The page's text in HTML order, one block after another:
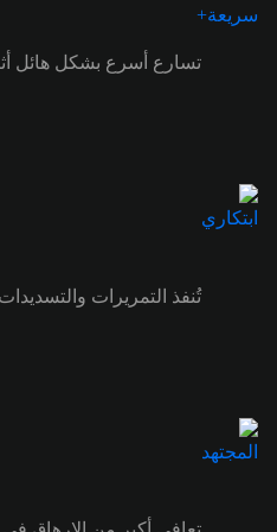
تسارع أسرع بشكل هائل
تُنفذ التمريرات